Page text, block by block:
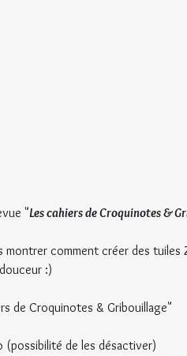
"Les cahiers de Croquinotes &
comment créer des
:)
de Croquinotes & Gribouillage"
(possibilité de les désactiver)